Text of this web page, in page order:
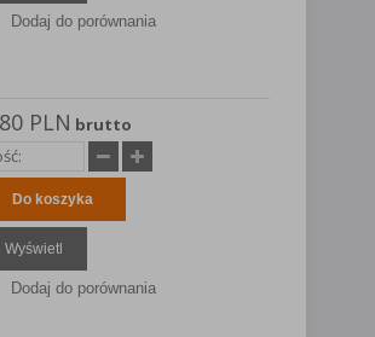
Dodaj do porównania
PLN brutto
Do koszyka
Wyświetl
Dodaj do porównania